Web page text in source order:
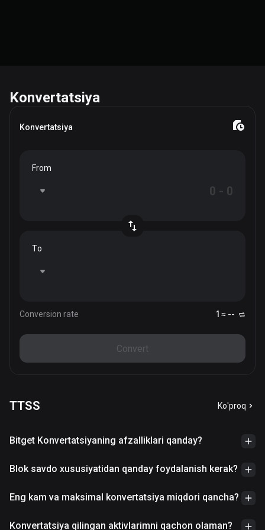
Konvertatsiya
Konvertatsiya
From
To
Conversion rate 1 ≈ --
Convert
TTSS Ko'proq
Bitget Konvertatsiyaning afzalliklari qanday?
Blok savdo xususiyatidan qanday foydalanish kerak?
Eng kam va maksimal konvertatsiya miqdori qancha?
Konvertatsiya qilingan aktivlarimni qachon olaman?